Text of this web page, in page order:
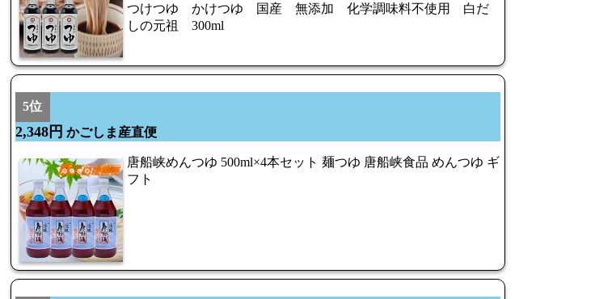
つけつゆ かけつゆ 国産 無添加 化学調味料不使用 白だ
しの元祖 300ml
5位
2,348円 かごしま産直便
唐船峡めんつゆ 500ml×4本セット 麺つゆ 唐船峡食品 めんつゆ ギ
フト